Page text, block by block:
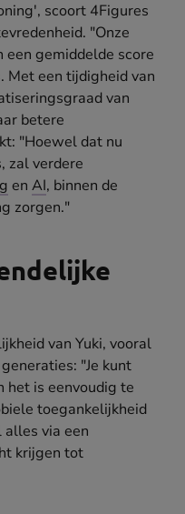
scoort 4Figures
"Onze
gemiddelde score
Met een tijdigheid van
van
betere
"Hoewel dat nu
zal verdere
en AI, binnen de
zorgen."
van Yuki, vooral
"Je kunt
het is eenvoudig te
toegankelijkheid
via een
krijgen tot